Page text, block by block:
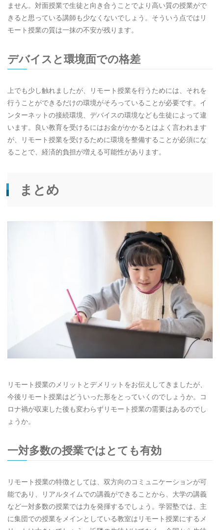
ません。対面授業で生徒と向き合うことでより高い質の授業がで
きると思っている講師も少なくないでしょう。そういう点ではリ
モート授業の質は一抹の不安が残ります。
デバイスと環境面での格差
上でも少し触れましたが、リモート授業を行うためには、それを
行うことができるだけの環境がそろっていることが必要です。イ
ンターネットの接続環境、デバイスの環境なども生徒によって違
います。良い教育を受けるにはお金がかかるとはよく言われます
が、リモート授業を受けるために環境を整備することが必須にな
ることで、経済的負担が増える可能性があります。
まとめ
リモート授業のメリットとデメリットをお伝えしてきましたが、
今後リモート授業はどういった形をとっていくのでしょうか。コ
ロナ禍が収束した後も変わらずリモート授業の需要はあるのでし
ょうか。
一対多数の授業ではとても有効
リモート授業の特徴としては、双方向のコミュニケーションが可
能であり、リアルタイムでの講義ができることから、大学の講義
など一対多数の授業では力を発揮するでしょう。学習塾では、主
に集団での授業をメインとしている教室はリモート授業にするメ